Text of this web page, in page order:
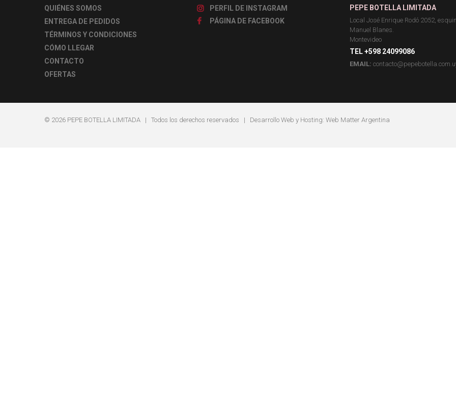
QUIÉNES SOMOS
ENTREGA DE PEDIDOS
TÉRMINOS Y CONDICIONES
CÓMO LLEGAR
CONTACTO
OFERTAS
PERFIL DE INSTAGRAM
PÁGINA DE FACEBOOK
PEPE BOTELLA LIMITADA
Local José Enrique Rodó 2052,
Manuel Blanes.
Montevideo
TEL +598 24099086
EMAIL:
© 2026 PEPE BOTELLA LIMITADA | Todos los derechos reservados | Desarrollo Web y Hosting: Web Matter Argentina